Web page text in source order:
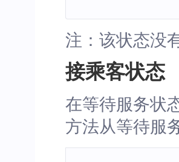
注：该状态没
接乘客状态
在等待服务状
方法从等待服